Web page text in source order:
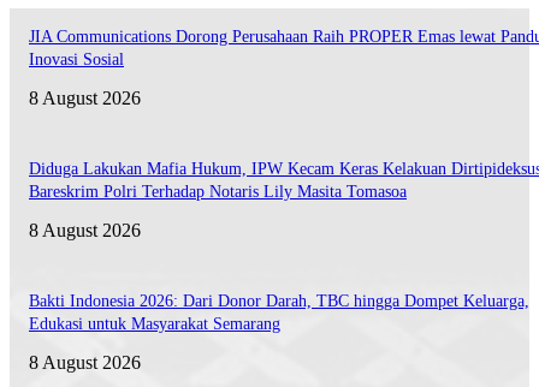
JIA Communications Dorong Perusahaan Raih PROPER Emas lewat
Inovasi Sosial
8 August 2026
Diduga Lakukan Mafia Hukum, IPW Kecam Keras Kelakuan
Bareskrim Polri Terhadap Notaris Lily Masita Tomasoa
8 August 2026
Bakti Indonesia 2026: Dari Donor Darah, TBC hingga Dompet Keluarga,
Edukasi untuk Masyarakat Semarang
8 August 2026